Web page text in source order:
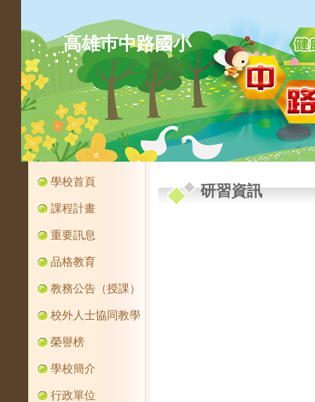
高雄巿中路國小
:::
學校首頁
課程計畫
重要訊息
品格教育
教務公告（授課）
校外人士協同教學
榮譽榜
學校簡介
行政單位
:::
研習資訊